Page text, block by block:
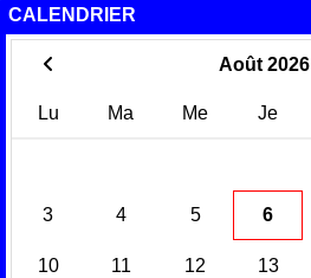
CALENDRIER
Août 2026
Lu Ma Me Je
3 4 5 6
10 11 12 13